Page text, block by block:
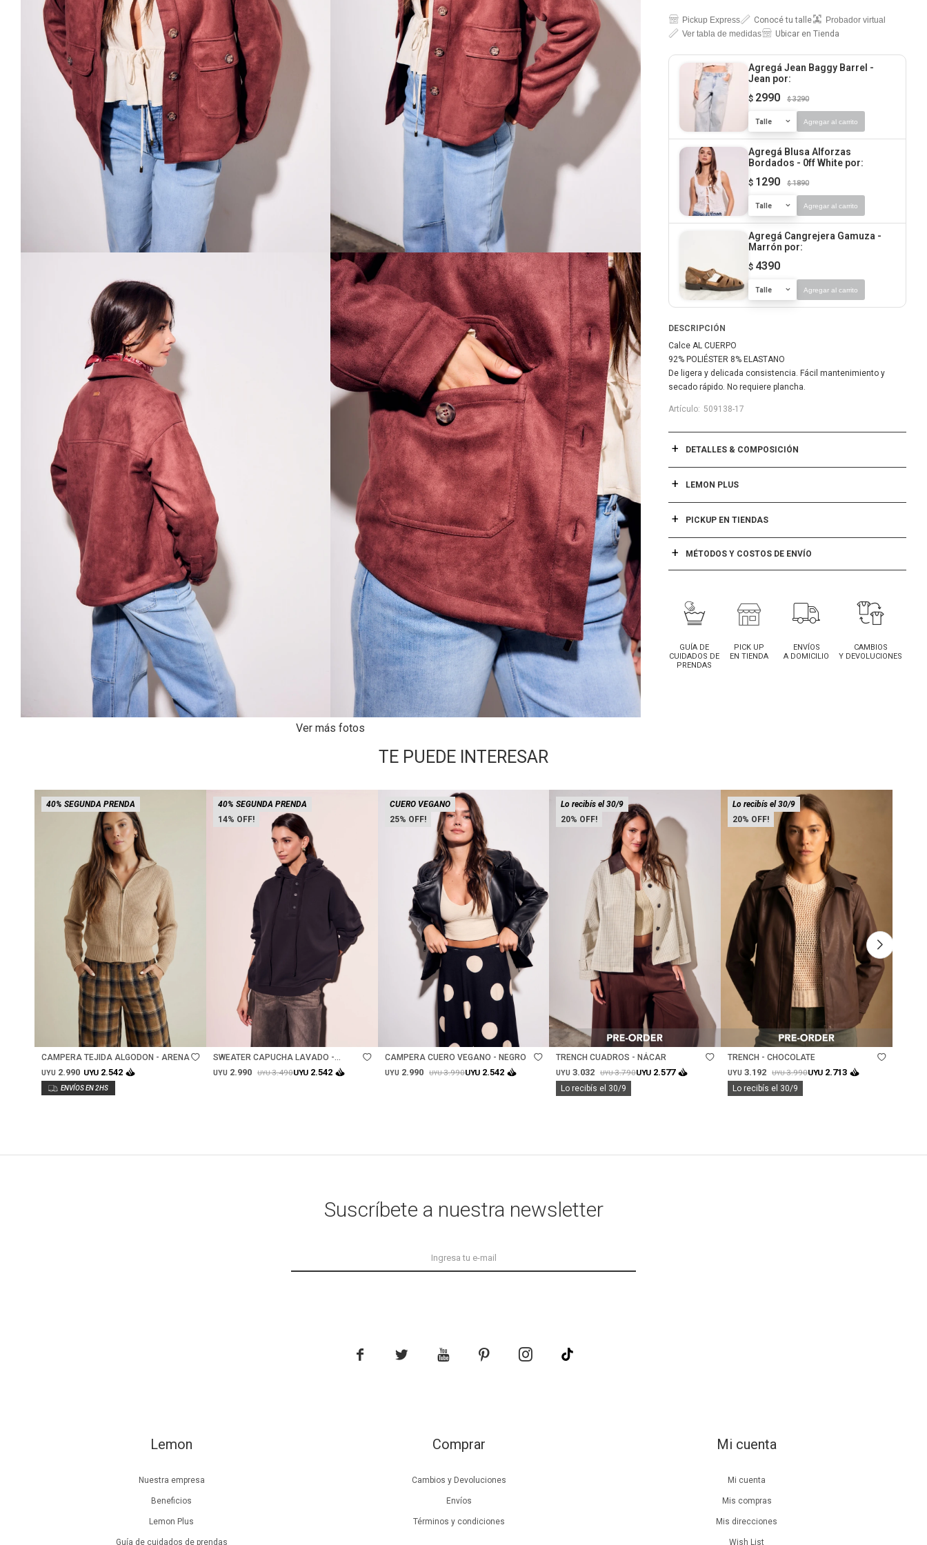
Ver más fotos
Pickup Express Conocé tu talle
Probador virtual
Ver tabla de medidas
Ubicar en Tienda
Agregá Jean Baggy Barrel -
Jean por:
$ 2990 $ 3290
Talle Agregar al carrito
Agregá Blusa Alforzas
Bordados - 0ff White por:
$ 1290 $ 1890
Talle Agregar al carrito
Agregá Cangrejera Gamuza -
Marrón por:
$ 4390
Talle Agregar al carrito
DESCRIPCIÓN
Calce AL CUERPO
92% POLIÉSTER 8% ELASTANO
De ligera y delicada consistencia. Fácil mantenimiento y
secado rápido. No requiere plancha.
509138-17
DETALLES & COMPOSICIÓN
LEMON PLUS
PICKUP EN TIENDAS
MÉTODOS Y COSTOS DE ENVÍO
GUÍA DE
CUIDADOS DE
PRENDAS
PICK UP
EN TIENDA
ENVÍOS
A DOMICILIO
CAMBIOS
Y DEVOLUCIONES
TE PUEDE INTERESAR
40% SEGUNDA PRENDA
CAMPERA TEJIDA ALGODON - ARENA
UYU 2.990 UYU 2.542
14
40% SEGUNDA PRENDA
SWEATER CAPUCHA LAVADO -
NEGRO LAVADO
UYU 2.990 UYU3.490UYU 2.542
25
CUERO VEGANO
CAMPERA CUERO VEGANO - NEGRO
UYU 2.990 UYU3.990UYU 2.542
20
Lo recibís el 30/9
Talle
TRENCH CUADROS - NÁCAR
UYU 3.032 UYU3.790UYU 2.577
Lo recibís el 30/9
20
Lo recibís el 30/9
Talle
TRENCH - CHOCOLATE
UYU 3.192 UYU3.990UYU 2.713
Lo recibís el 30/9
Lemon
Nuestra empresa
Beneficios
Lemon Plus
Guía de cuidados de prendas
Comprar
Cambios y Devoluciones
Envíos
Términos y condiciones
Mi cuenta
Mi cuenta
Mis compras
Mis direcciones
Wish List
Suscríbete a nuestra newsletter
    